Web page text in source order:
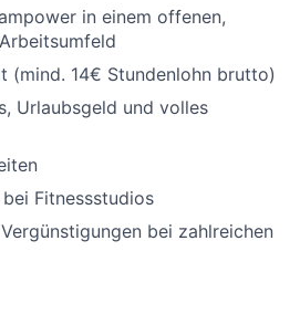
in einem offenen,
(mind. 14€ Stundenlohn brutto)
Urlaubsgeld und volles
Fitnessstudios
bei zahlreichen